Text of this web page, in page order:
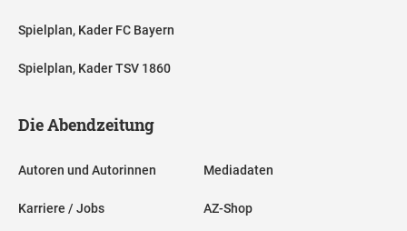
Spielplan, Kader FC Bayern
Spielplan, Kader TSV 1860
Die Abendzeitung
Autoren und Autorinnen
Karriere / Jobs
Mediadaten
AZ-Shop